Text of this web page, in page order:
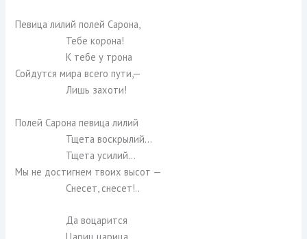
Певица лилий полей Сарона,
Тебе корона!
К тебе у трона
Сойдутся мира всего пути,—
Лишь захоти!
Полей Сарона певица лилий
Тщета воскрылий…
Тщета усилий…
Мы не достигнем твоих высот —
Снесет, снесет!..
Да воцарится